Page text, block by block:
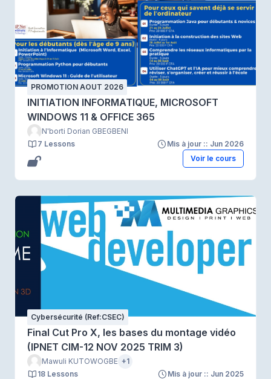
PROMOTION AOUT 2026
INITIATION INFORMATIQUE, MICROSOFT
WINDOWS 11 & OFFICE 365
N'borti Dorian GBEGBENI
7 Lessons
Mis à jour :: Jun 2026
Voir le cours
Cybersécurité (Ref:CSEC)
Final Cut Pro X, les bases du montage vidéo
(IPNET CIM-12 NOV 2025 TRIM 3)
Mawuli KUTOWOGBE +1
18 Lessons
Mis à jour :: Jun 2025